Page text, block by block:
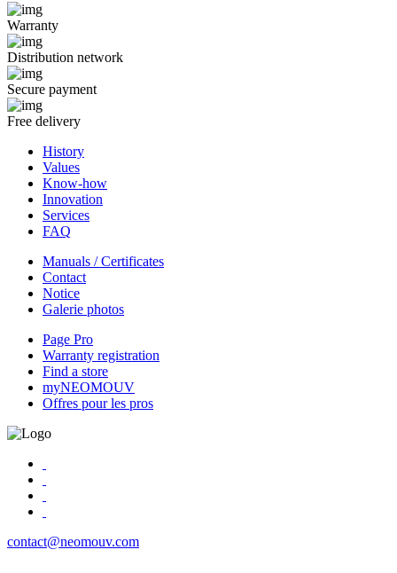
Warranty
Distribution network
Secure payment
Free delivery
History
Values
Know-how
Innovation
Services
FAQ
Manuals / Certificates
Contact
Notice
Galerie photos
Page Pro
Warranty registration
Find a store
myNEOMOUV
Offres pour les pros
contact@neomouv.com